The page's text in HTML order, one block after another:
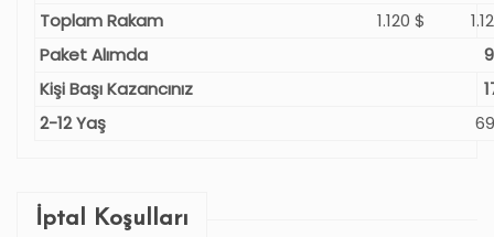
Toplam Rakam
1.120 $
Paket Alımda
Kişi Başı Kazancınız
2-12 Yaş
İptal Koşulları